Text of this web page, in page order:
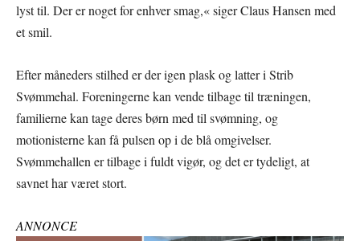
lyst til. Der er noget for enhver smag,« siger Claus Hansen med
et smil.
Efter måneders stilhed er der igen plask og latter i Strib
Svømmehal. Foreningerne kan vende tilbage til træningen,
familierne kan tage deres børn med til svømning, og
motionisterne kan få pulsen op i de blå omgivelser.
Svømmehallen er tilbage i fuldt vigør, og det er tydeligt, at
savnet har været stort.
ANNONCE